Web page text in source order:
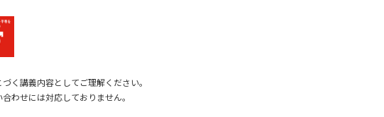
く講義内容としてご理解ください。
わせには対応しておりません。